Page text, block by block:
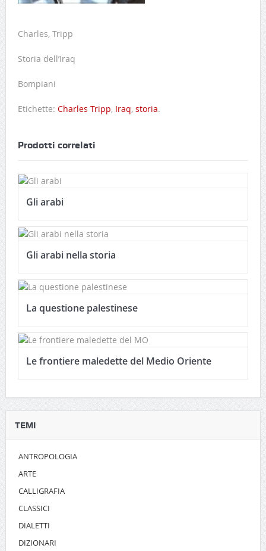
Charles, Tripp
Storia dell’Iraq
Bompiani
Etichette: Charles Tripp, Iraq, storia.
Prodotti correlati
Gli arabi
Gli arabi nella storia
La questione palestinese
Le frontiere maledette del Medio Oriente
TEMI
ANTROPOLOGIA
ARTE
CALLIGRAFIA
CLASSICI
DIALETTI
DIZIONARI